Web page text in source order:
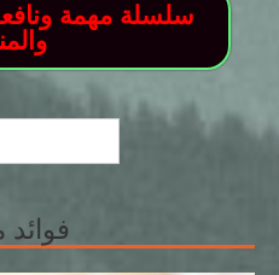
سلسلة مهمة
فوائد